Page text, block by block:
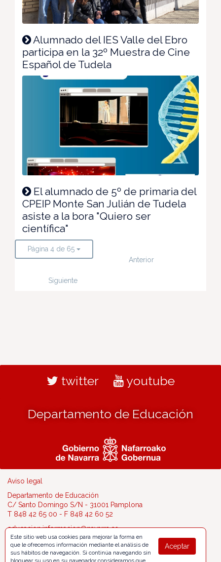
Alumnado del IES Valle del Ebro
participa en la 32º Muestra de Cine
Español de Tudela
El alumnado de 5º de primaria del
CPEIP Monte San Julián de Tudela
asiste a la bora "Quiero ser
científica"
Página 4 de 65
Anterior
Siguiente
twitter youtube
Departamento de Educación
Aviso legal
Departamento de Educación
C/ Santo Domingo S/N - 31001 Pamplona
T 848 42 65 00 - F 848 42 60 52
educacion.informacion@navarra.es
Aceptar
Este sitio web usa cookies para mejorar la forma en
que le ofrecemos información mediante el análisis de
sus hábitos de navegación. Si continúa navegando sin
bloquear su uso en su navegador consideramos que